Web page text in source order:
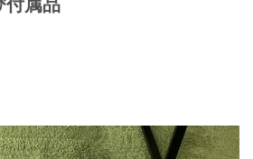
付属品